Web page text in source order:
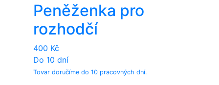
Peněženka pro
rozhodčí
400 Kč
Do 10 dní
Tovar doručíme do 10 pracovných dní.